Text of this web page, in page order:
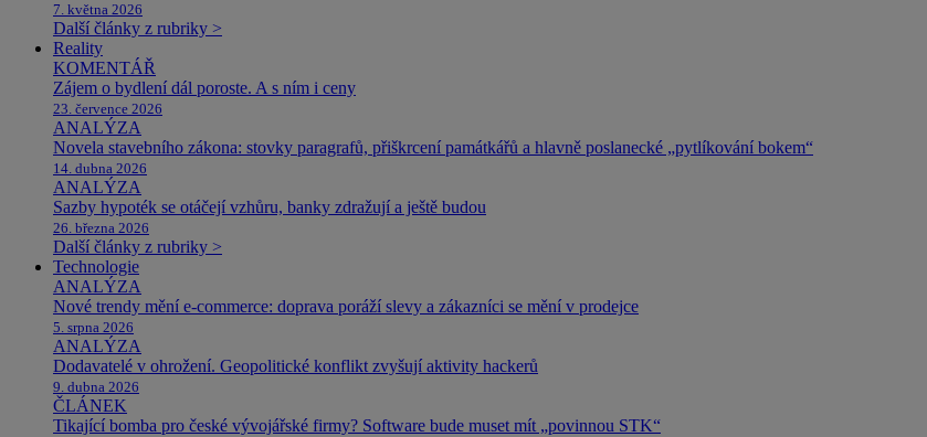
7. května 2026
Další články z rubriky >
Reality
KOMENTÁŘ
Zájem o bydlení dál poroste. A s ním i ceny
23. července 2026
ANALÝZA
Novela stavebního zákona: stovky paragrafů, přiškrcení památkářů a hlavně poslanecké „pytlíkování bokem“
14. dubna 2026
ANALÝZA
Sazby hypoték se otáčejí vzhůru, banky zdražují a ještě budou
26. března 2026
Další články z rubriky >
Technologie
ANALÝZA
Nové trendy mění e-commerce: doprava poráží slevy a zákazníci se mění v prodejce
5. srpna 2026
ANALÝZA
Dodavatelé v ohrožení. Geopolitické konflikt zvyšují aktivity hackerů
9. dubna 2026
ČLÁNEK
Tikající bomba pro české vývojářské firmy? Software bude muset mít „povinnou STK“